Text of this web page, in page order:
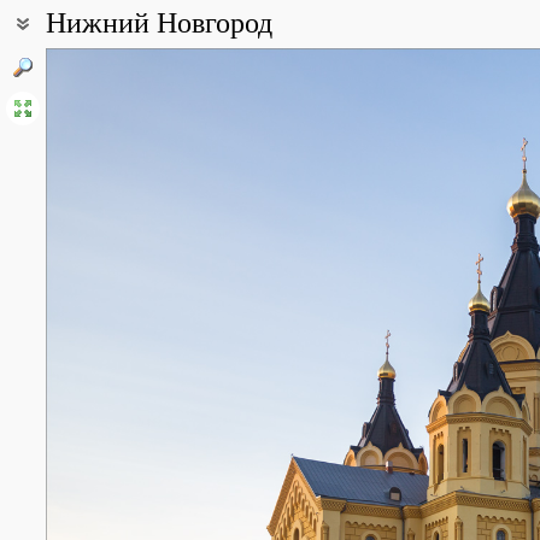
Нижний Новгород
Координаты:
Ни́жний Но́вгород (в разговорной речи часто – Нижний, с 1932
административный центр Приволжского федерального округа
численности населения город в Приволжском федеральном
февраля 1221 года владимирским князем Юрием
Расположен в центре Восточно-Европейской равнины на
Европейской части России – рек Волги и Оки. Волга
части: нагорную – верхнюю, на Дятловых горах, и заречную –
берегов, по весне реки затопляли огромные площади на
Площадь города по разным данным 410,68 – 466,5 км².
30 км. На территории города находится 33 озера и 12 рек.
Канавинском районе, площадь его водной поверхности – 13,6 га.
Высота нагорной части от 100 до 200 м над уровнем моря.
Исторически понятие «Нижний Новгород» относилось только
между Окой и Волгой. На этих холмах (Дятловых горах) в 1500
не был взят ни разу за всю свою историю. В 1612 году в
князем Пожарским было организовано народное ополчение
времени Нагорная часть является наиболее благоустроенной
Однако в XIX веке началось освоение и территорий за Окой:
Нижегородская ярмарка, крупнейшая в России, а также в 1862
увеличивший торговый оборот ярмарки. В 1896 году в